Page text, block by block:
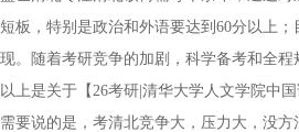
短板，特别是政治和外语要达到60分以上
现。随着考研竞争的加剧，科学备考和全
以上是关于【26考研|清华大学人文学院中
需要说的是，考清北竞争大，压力大，没